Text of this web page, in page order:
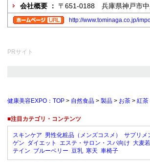
会社概要 ： 〒651-0188 兵庫県神戸市
http://www.tominaga.co.jp/
PRサイト
健康美容EXPO：TOP > 自然食品 > 製品 > お茶 > 紅茶
■注目カテゴリ・コンテンツ
スキンケア 男性化粧品（メンズコスメ） サプリメ
ゲン ダイエット エステ・サロン・スパ向け 大麦
テイン ブルーベリー 豆乳 寒天 車椅子